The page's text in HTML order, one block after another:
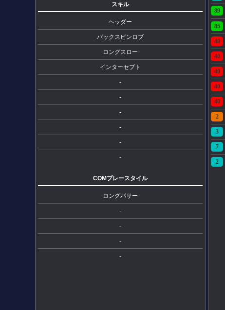
スキル
ヘッダー
バックスピンロブ
ロングスロー
インターセプト
-
-
-
-
-
-
COMプレースタイル
ロングパサー
-
-
-
-
89
85
40
40
40
40
40
2
3
7
2